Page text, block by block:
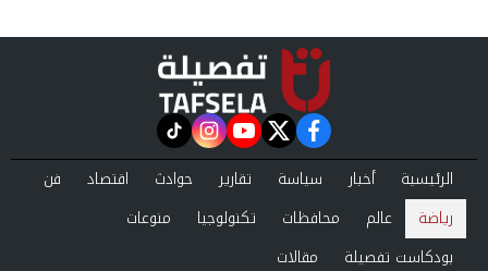
facebook
twitter
youtube
instagram
tiktok
الرئيسية أخبار سياسة تقارير حوادث اقتصاد
فن
رياضة
عالم محافظات تكنولوجيا
منوعات
بودكاست تفصيلة
مقالات